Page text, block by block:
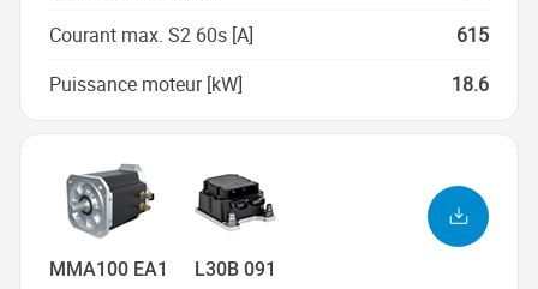
Courant max. S2 60s [A]
615
Puissance moteur [kW]
18.6
MMA100 EA1 L30B 091